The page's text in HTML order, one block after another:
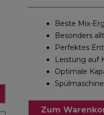
Beste Mix-
Besonders
Perfektes
Leistung auf
Optimale
Zum